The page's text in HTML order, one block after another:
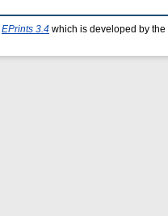
EPrints 3.4 which is developed by the